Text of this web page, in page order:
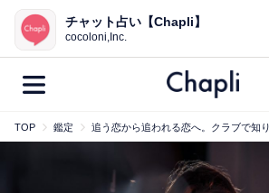
鑑定記事・占い師検索
最新記事一覧
チャット占い【Chapli】
cocoloni,Inc.
TOP 鑑定 追う恋から追われる恋へ。クラブで知